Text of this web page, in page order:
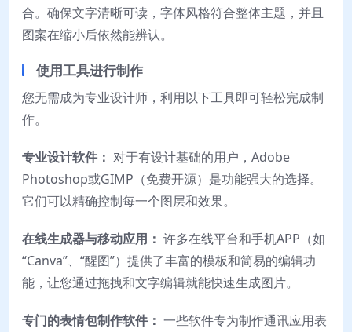
合。确保文字清晰可读，字体风格符合整体主题，并且
图案在缩小后依然能辨认。
使用工具进行制作
您无需成为专业设计师，利用以下工具即可轻松完成制
作。
专业设计软件： 对于有设计基础的用户，Adobe
Photoshop或GIMP（免费开源）是功能强大的选择。
它们可以精确控制每一个图层和效果。
在线生成器与移动应用： 许多在线平台和手机APP（如
“Canva”、“醒图”）提供了丰富的模板和简易的编辑功
能，让您通过拖拽和文字编辑就能快速生成图片。
专门的表情包制作软件： 一些软件专为制作通讯应用表